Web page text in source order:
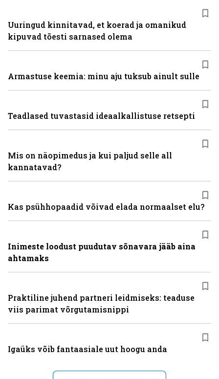
Uuringud kinnitavad, et koerad ja omanikud
kipuvad tõesti sarnased olema
Armastuse keemia: minu aju tuksub ainult sulle
Teadlased tuvastasid ideaalkallistuse retsepti
Mis on näopimedus ja kui paljud selle all
kannatavad?
Kas psühhopaadid võivad elada normaalset elu?
Inimeste loodust puudutav sõnavara jääb aina
ahtamaks
Praktiline juhend partneri leidmiseks: teaduse
viis parimat võrgutamisnippi
Igaüks võib fantaasiale uut hoogu anda